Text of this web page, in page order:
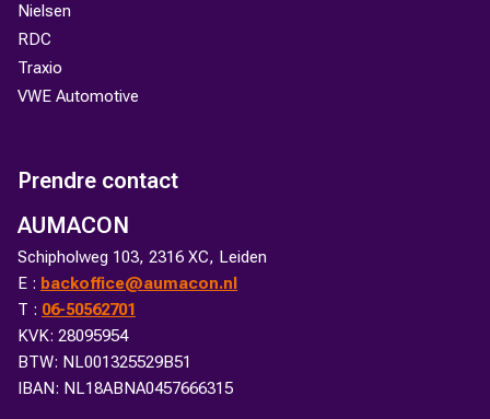
Nielsen
RDC
Traxio
VWE Automotive
Prendre contact
AUMACON
Schipholweg 103, 2316 XC, Leiden
E : backoffice@aumacon.nl
T : 06-50562701
KVK: 28095954
BTW: NL001325529B51
IBAN: NL18ABNA0457666315